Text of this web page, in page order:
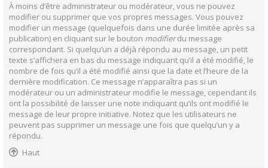
À moins d’être administrateur ou modérateur, vous ne pouvez
modifier ou supprimer que vos propres messages. Vous pouvez
modifier un message (quelquefois dans une durée limitée après sa
publication) en cliquant sur le bouton modifierdu message
correspondant. Si quelqu’un a déjà répondu au message, un petit
texte s’affichera en bas du message indiquant qu’il a été modifié, le
nombre de fois qu’il a été modifié ainsi que la date et l’heure de la
dernière modification. Ce message n’apparaîtra pas si un
modérateur ou un administrateur modifie le message, cependant ils
ont la possibilité de laisser une note indiquant qu’ils ont modifié le
message de leur propre initiative. Notez que les utilisateurs ne
peuvent pas supprimer un message une fois que quelqu’un y a
répondu.
Haut